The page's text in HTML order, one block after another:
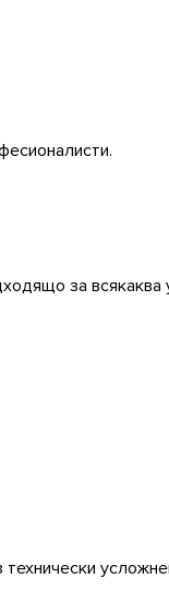
за всякаква